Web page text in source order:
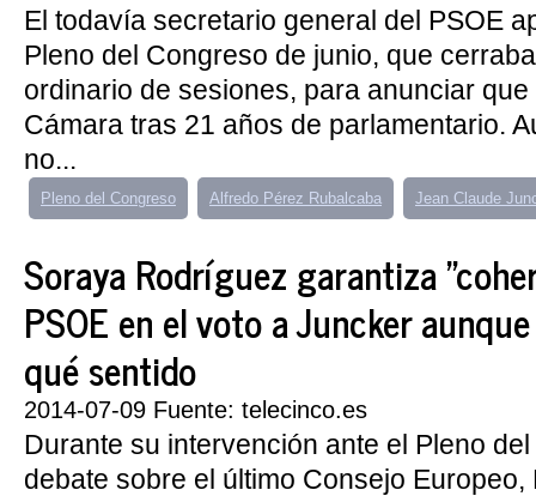
El todavía secretario general del PSOE
Pleno del Congreso de junio, que
ordinario de sesiones, para anunciar
Cámara tras 21 años de parlamentario.
no...
Pleno del Congreso Alfredo Pérez Rubalcaba Jean Claude
Soraya Rodríguez garantiza
PSOE en el voto a Juncker
qué sentido
2014-07-09 Fuente: telecinco.es
Durante su intervención ante el Pleno
debate sobre el último Consejo